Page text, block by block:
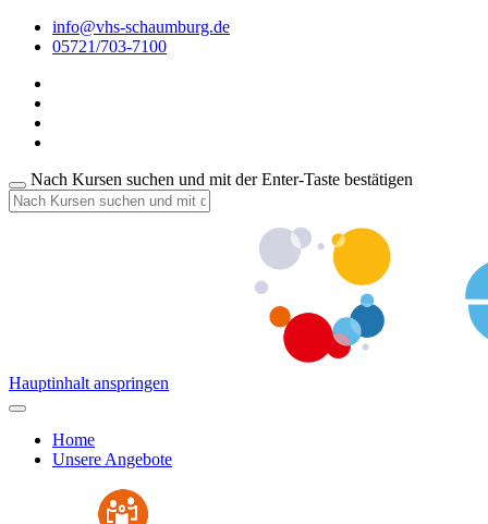
info@vhs-schaumburg.de
05721/703-7100
Nach Kursen suchen und mit der Enter-Taste bestätigen
Hauptinhalt anspringen
Home
Unsere Angebote